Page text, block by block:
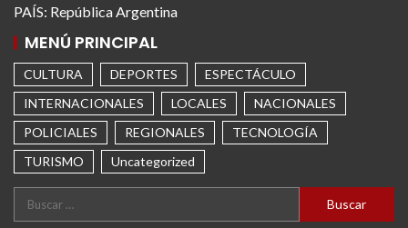
PAÍS: República Argentina
MENÚ PRINCIPAL
CULTURA DEPORTES
ESPECTÁCULO
INTERNACIONALES
LOCALES
NACIONALES
POLICIALES
REGIONALES
TECNOLOGÍA
TURISMO
Uncategorized